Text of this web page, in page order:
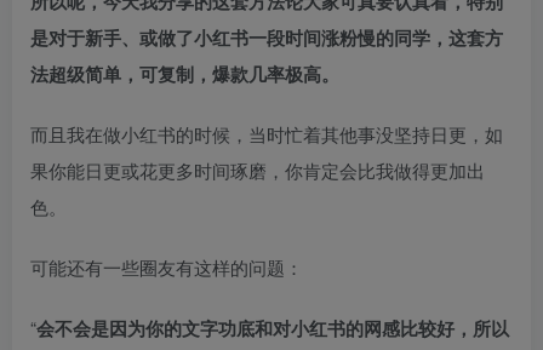
是对于新手、或做了小红书一段时间涨粉慢的同学，这套方
法超级简单，可复制，爆款几率极高。
而且我在做小红书的时候，当时忙着其他事没坚持日更，如
果你能日更或花更多时间琢磨，你肯定会比我做得更加出
色。​
可能还有一些圈友有这样的问题：​
“会不会是因为你的文字功底和对小红书的网感比较好，所以